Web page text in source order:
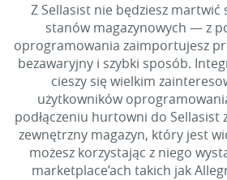
Z Sellasist nie będziesz martwić
stanów magazynowych — z
oprogramowania zaimportujesz
bezawaryjny i szybki sposób.
cieszy się wielkim
użytkowników
podłączeniu hurtowni do Sellasist
zewnętrzny magazyn, który jest
możesz korzystając z niego
marketplace’ach takich jak